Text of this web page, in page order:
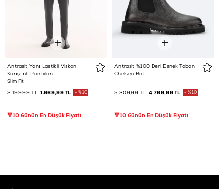
Antrasit Yanı Lastikli Viskon
Karışımlı Pantolon
Slim Fit
1.969,99 TL
2.199,99 TL %10
🔻10 Günün En Düşük Fiyatı
Antrasit %100 Deri Esnek Taban
Chelsea Bot
4.769,99 TL
5.309,99 TL %10
🔻10 Günün En Düşük Fiyatı